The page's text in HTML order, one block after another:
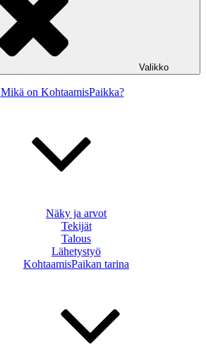
Valikko
Mikä on KohtaamisPaikka?
Näky ja arvot
Tekijät
Talous
Lähetystyö
KohtaamisPaikan tarina